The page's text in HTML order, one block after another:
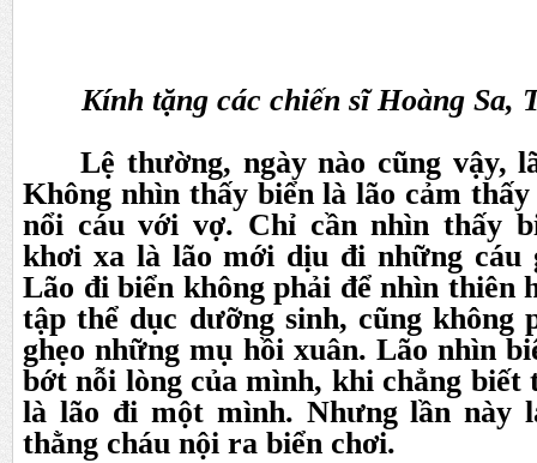
Kính tặng các chiến sĩ Hoàng
Lệ thường, ngày nào cũng vậy,
Không nhìn thấy biển là lão cảm thấy
nổi cáu với vợ. Chỉ cần nhìn thấy
khơi xa là lão mới dịu đi những cáu
Lão đi biển không phải để nhìn thiên
tập thể dục dưỡng sinh, cũng không
ghẹo những mụ hồi xuân. Lão nhìn
bớt nỗi lòng của mình, khi chẳng biết
là lão đi một mình. Nhưng lần này
thằng cháu nội ra biển chơi.